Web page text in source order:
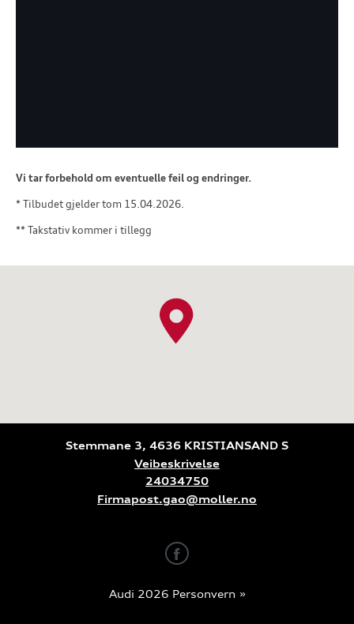
Vi tar forbehold om eventuelle feil og endringer.
* Tilbudet gjelder tom 15.04.2026.
** Takstativ kommer i tillegg
Stemmane 3, 4636 KRISTIANSAND S
Veibeskrivelse
24034750
Firmapost.gao@moller.no
Audi 2026 Personvern